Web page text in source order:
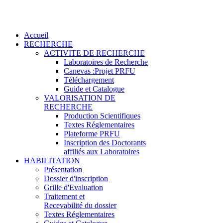
Accueil
RECHERCHE
ACTIVITE DE RECHERCHE
Laboratoires de Recherche
Canevas :Projet PRFU
Téléchargement
Guide et Catalogue
VALORISATION DE
RECHERCHE
Production Scientifiques
Textes Réglementaires
Plateforme PRFU
Inscription des Doctorants
affiliés aux Laboratoires
HABILITATION
Présentation
Dossier d'inscription
Grille d'Evaluation
Traitement et
Recevabilité du dossier
Textes Réglementaires